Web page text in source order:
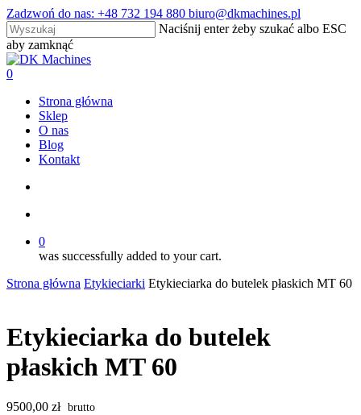
Skip
to
main
content
Zadzwoń do nas: +48 732 194 880 biuro@dkmachines.pl
Naciśnij enter żeby szukać albo ESC
aby zamknąć
Close
Search
search
account
0
Strona główna
Sklep
O nas
Blog
Kontakt
0
was successfully added to your cart.
Strona główna Etykieciarki Etykieciarka do butelek płaskich MT 60
Etykieciarka do butelek
płaskich MT 60
9500,00 zł